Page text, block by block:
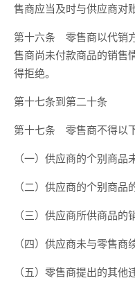
售商应当及时与供应商对账
第十六条 零售商以代销
售商尚未付款商品的销售
得拒绝。
第十七条到第二十条
第十七条 零售商不得以
（一）供应商的个别商品
（二）供应商的个别商品
（三）供应商所供商品的
（四）供应商未与零售商
（五）零售商提出的其他